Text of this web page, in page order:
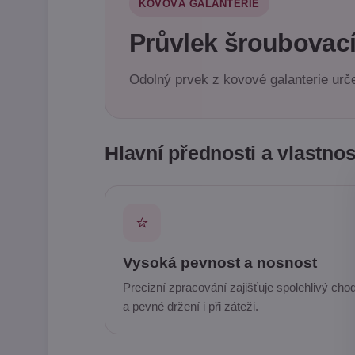
KOVOVÁ GALANTERIE
Průvlek
Odolný prvek z kovové galanterie
Hlavní přednosti a
⭐
Vysoká pevnost a nosnost
Precizní zpracování zajišťuje spolehlivý
a pevné držení i při záteži.